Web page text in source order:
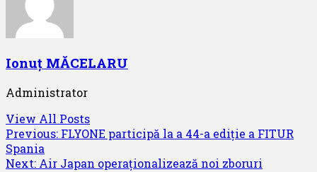
Ionuț MĂCELARU
Administrator
View All Posts
Post
navigation
Previous: FLYONE participă la a 44-a ediție a FITUR
Spania
Next: Air Japan operaționalizează noi zboruri